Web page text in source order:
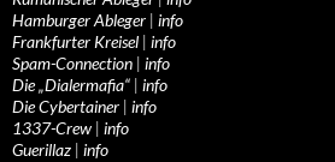
Hamburger Ableger | info
Frankfurter Kreisel | info
Spam-Connection | info
Die „Dialermafia“ | info
Die Cybertainer | info
1337-Crew | info
Guerillaz | info